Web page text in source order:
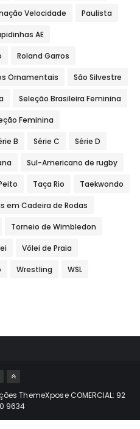
Velocidade Paulista
AE
Roland Garros
Ornamentais São Silvestre
Seleção Brasileira Feminina
Feminina
B Série C Série D
Sul-Americano de rugby
Taça Rio Taekwondo
em Cadeira de Rodas
Torneio de Wimbledon
Vôlei de Praia
Wrestling WSL
ThemeXposeCOMERCIAL: 92
9634